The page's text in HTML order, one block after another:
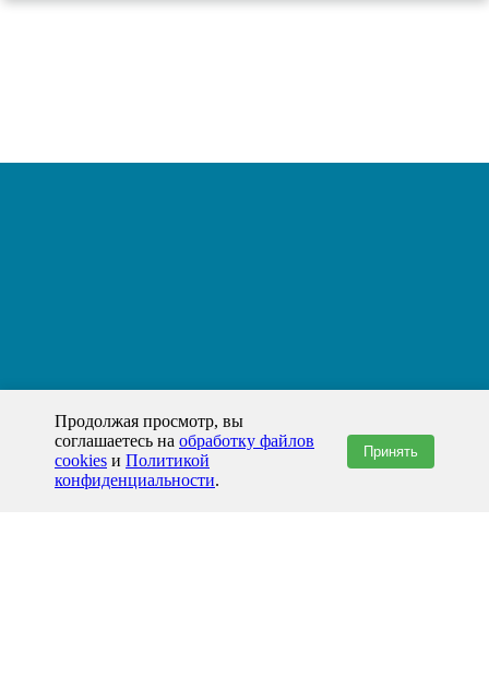
Продолжая просмотр, вы
соглашаетесь на обработку файлов
cookies и Политикой
конфиденциальности.
Принять